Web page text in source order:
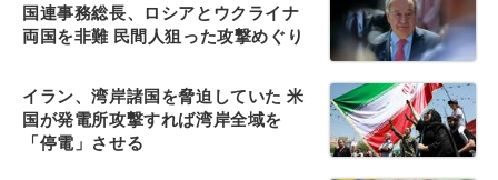
国連事務総長、ロシアとウクライナ
両国を非難 民間人狙った攻撃めぐり
イラン、湾岸諸国を脅迫していた 米
国が発電所攻撃すれば湾岸全域を
「停電」させる